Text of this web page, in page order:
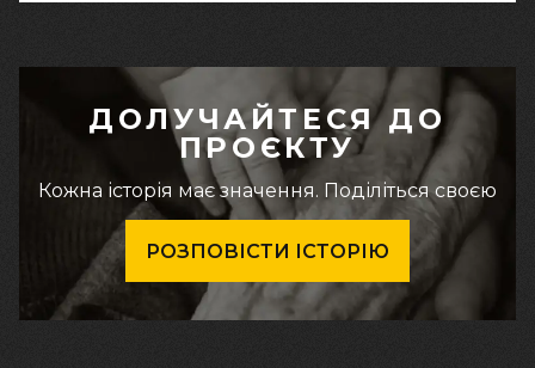
ДОЛУЧАЙТЕСЯ ДО
ПРОЄКТУ
Кожна історія має значення. Поділіться своєю
РОЗПОВІСТИ ІСТОРІЮ